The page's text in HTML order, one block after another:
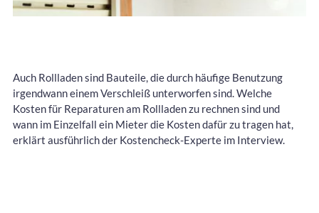
Auch Rollladen sind Bauteile, die durch häufige Benutzung
irgendwann einem Verschleiß unterworfen sind. Welche
Kosten für Reparaturen am Rollladen zu rechnen sind und
wann im Einzelfall ein Mieter die Kosten dafür zu tragen hat,
erklärt ausführlich der Kostencheck-Experte im Interview.